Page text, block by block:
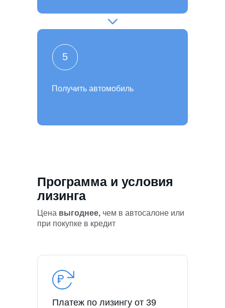
Получить автомобиль
5
Программа и условия
лизинга
Цена выгоднее, чем в автосалоне или
при покупке в кредит
Платеж по лизингу от 39